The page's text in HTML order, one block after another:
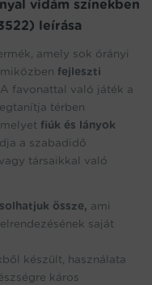
vidám színekben
leírása
amely sok órányi
fejleszti
favonattal való játék a
térben
fiúk és lányok
a szabadidő
társaikkal való
össze, ami
saját
készült, használata
káros